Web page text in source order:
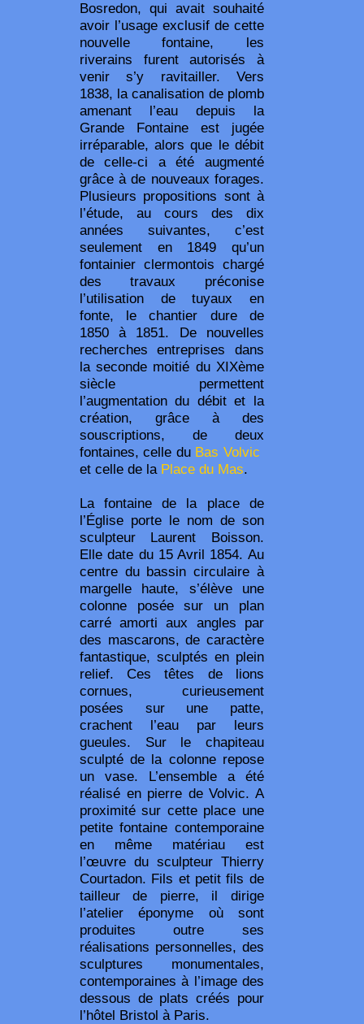
Bosredon, qui avait souhaité
avoir l’usage exclusif de cette
nouvelle fontaine, les
riverains furent autorisés à
venir s’y ravitailler. Vers
1838, la canalisation de plomb
amenant l’eau depuis la
Grande Fontaine est jugée
irréparable, alors que le débit
de celle-ci a été augmenté
grâce à de nouveaux forages.
Plusieurs propositions sont à
l’étude, au cours des dix
années suivantes, c’est
seulement en 1849 qu’un
fontainier clermontois chargé
des travaux préconise
l’utilisation de tuyaux en
fonte, le chantier dure de
1850 à 1851. De nouvelles
recherches entreprises dans
la seconde moitié du XIXème
siècle permettent
l’augmentation du débit et la
création, grâce à des
souscriptions, de deux
fontaines, celle duBas Volvic
et celle de la Place du Mas.
La fontaine de la place de
l’Église porte le nom de son
sculpteur Laurent Boisson.
Elle date du 15 Avril 1854. Au
centre du bassin circulaire à
margelle haute, s’élève une
colonne posée sur un plan
carré amorti aux angles par
des mascarons, de caractère
fantastique, sculptés en plein
relief. Ces têtes de lions
cornues, curieusement
posées sur une patte,
crachent l’eau par leurs
gueules. Sur le chapiteau
sculpté de la colonne repose
un vase. L’ensemble a été
réalisé en pierre de Volvic. A
proximité sur cette place une
petite fontaine contemporaine
en même matériau est
l’œuvre du sculpteur Thierry
Courtadon. Fils et petit fils de
tailleur de pierre, il dirige
l’atelier éponyme où sont
produites outre ses
réalisations personnelles, des
sculptures monumentales,
contemporaines à l’image des
dessous de plats créés pour
l’hôtel Bristol à Paris.